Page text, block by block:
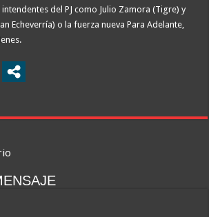
del PJ como Julio Zamora (Tigre) y
Echeverría) o la fuerza nueva Para Adelante,